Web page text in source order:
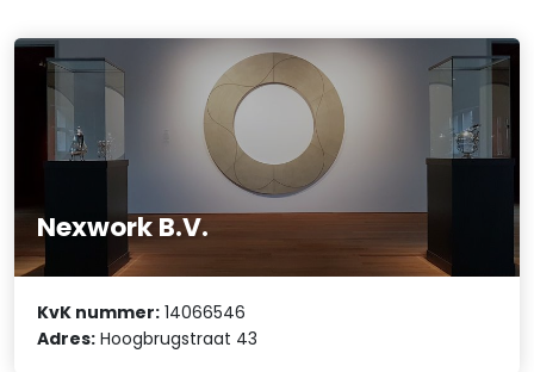
Nexwork B.V.
KvK nummer: 14066546
Adres: Hoogbrugstraat 43